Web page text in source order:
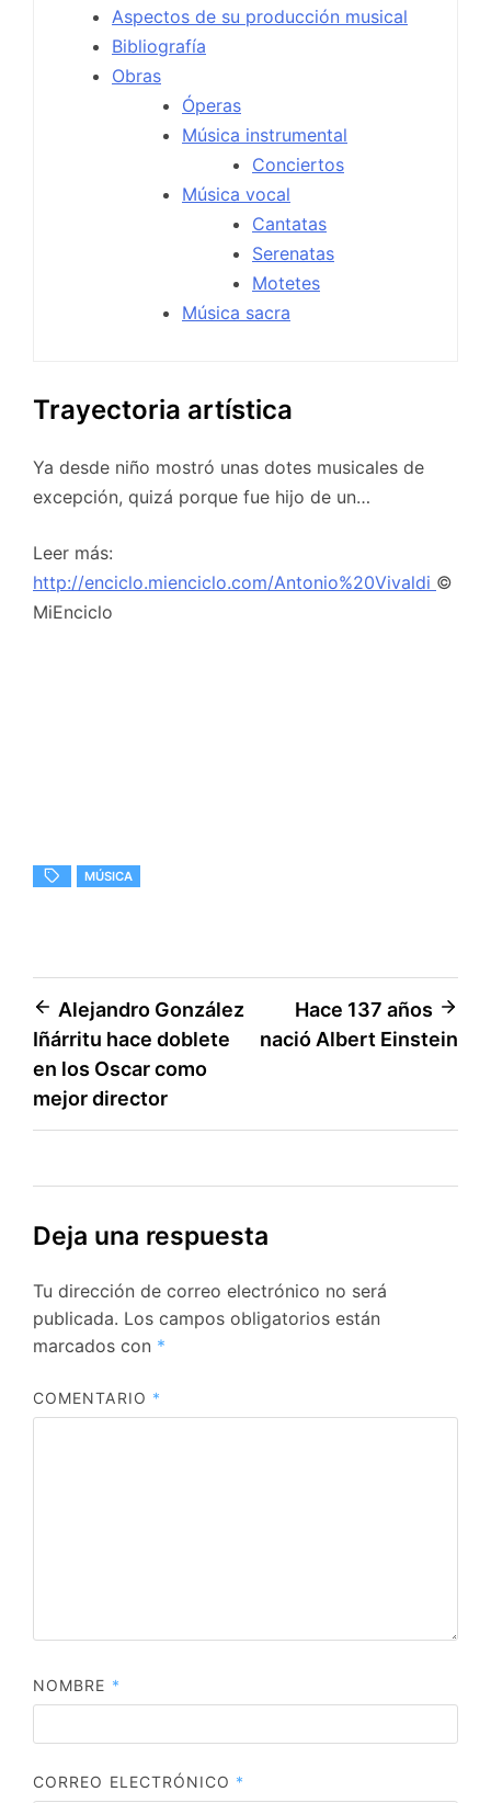
Aspectos de su producción musical
Bibliografía
Obras
Óperas
Música instrumental
Conciertos
Música vocal
Cantatas
Serenatas
Motetes
Música sacra
Trayectoria artística
Ya desde niño mostró unas dotes musicales de
excepción, quizá porque fue hijo de un…
Leer más:
http://enciclo.mienciclo.com/Antonio%20Vivaldi ©
MiEnciclo
MÚSICA
Navegación
de
entradas
Alejandro González
Iñárritu hace doblete
en los Oscar como
mejor director
Hace 137 años
nació Albert Einstein
Deja una respuesta
Tu dirección de correo electrónico no será
publicada. Los campos obligatorios están
marcados con *
COMENTARIO *
NOMBRE *
CORREO ELECTRÓNICO *